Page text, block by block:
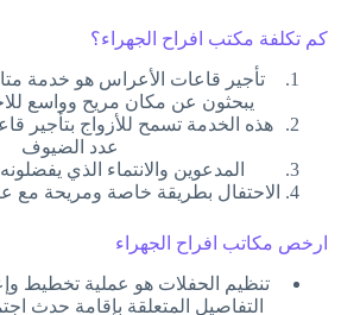
كم تكلفة مكتب افراح الجهراء؟
تأجير قاعات الأعراس هو خدمة
يبحثون عن مكان مريح وواسع
هذه الخدمة تسمح للأزواج بتأجير
عدد الضيوف
المدعوين والانتماء الذي
الاحتفال بطريقة خاصة ومريحة مع
ارخص مكاتب افراح الجهراء
تنظيم الحفلات هو عملية تخطيط
التفاصيل المتعلقة بإقامة حدث